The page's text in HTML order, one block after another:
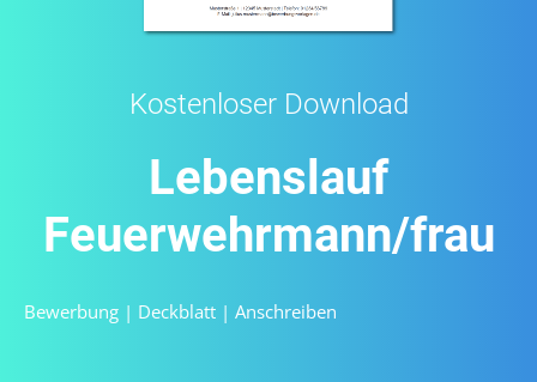
Kostenloser Download
Lebenslauf
Feuerwehrmann/frau
Bewerbung | Deckblatt | Anschreiben